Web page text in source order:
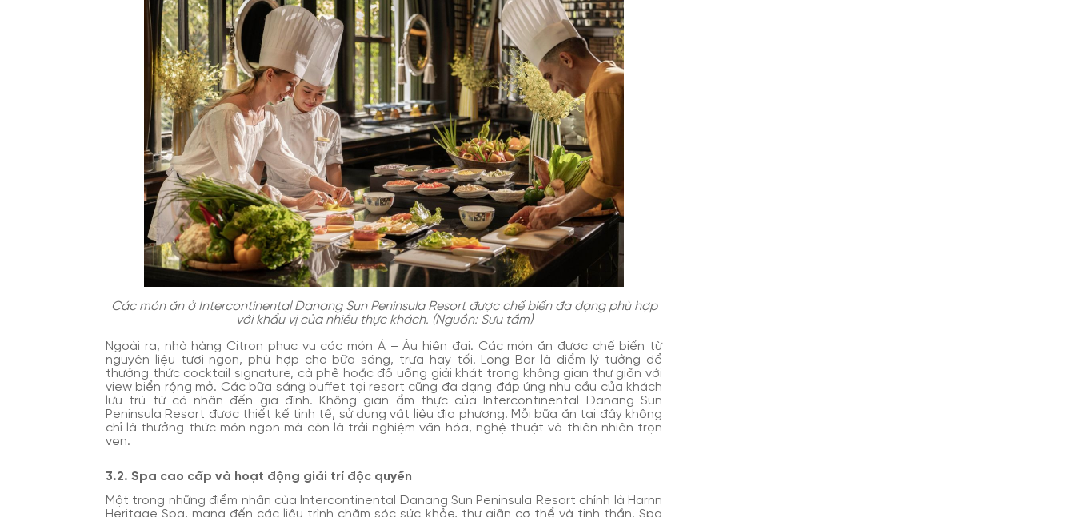
Các món ăn ở Intercontinental Danang Sun Peninsula Resort được chế biến đa dạng phù hợp
với khẩu vị của nhiều thực khách. (Nguồn: Sưu tầm)
Ngoài ra, nhà hàng Citron phục vụ các món Á – Âu hiện đại. Các món ăn được chế biến từ
nguyên liệu tươi ngon, phù hợp cho bữa sáng, trưa hay tối. Long Bar là điểm lý tưởng để
thưởng thức cocktail signature, cà phê hoặc đồ uống giải khát trong không gian thư giãn với
view biển rộng mở. Các bữa sáng buffet tại resort cũng đa dạng đáp ứng nhu cầu của khách
lưu trú từ cá nhân đến gia đình. Không gian ẩm thực của Intercontinental Danang Sun
Peninsula Resort được thiết kế tinh tế, sử dụng vật liệu địa phương. Mỗi bữa ăn tại đây không
chỉ là thưởng thức món ngon mà còn là trải nghiệm văn hóa, nghệ thuật và thiên nhiên trọn
vẹn.
3.2. Spa cao cấp và hoạt động giải trí độc quyền
Một trong những điểm nhấn của Intercontinental Danang Sun Peninsula Resort chính là Harnn
Heritage Spa, mang đến các liệu trình chăm sóc sức khỏe, thư giãn cơ thể và tinh thần. Spa